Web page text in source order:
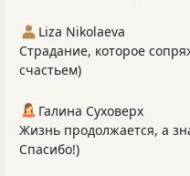
Liza Nikolaeva
Страдание, которое
счастьем)
Галина Суховерх
Жизнь продолжается, а
Спасибо!)